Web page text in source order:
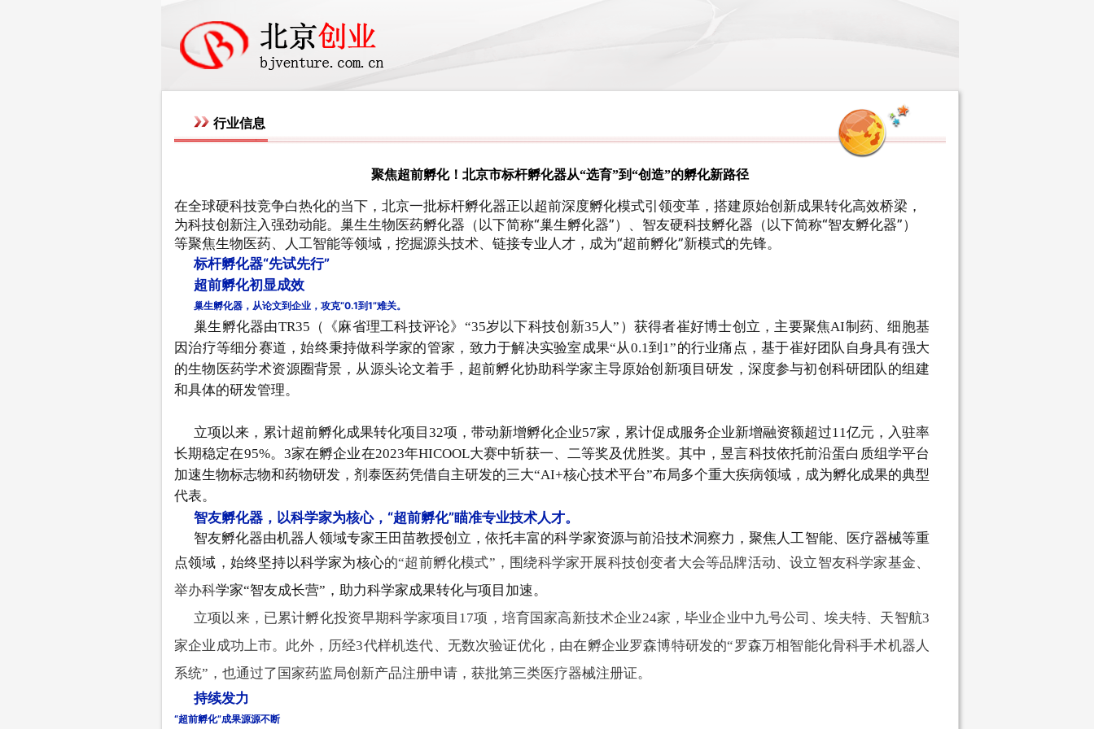
行业信息
聚焦超前孵化！北京市标杆孵化器从“选育”到“创造”的孵化新路径
在全球硬科技竞争白热化的当下，北京一批标杆孵化器正以超前深度孵化模式引领变革，搭建原始创新成果转化高效桥梁，
为科技创新注入强劲动能。巢生生物医药孵化器（以下简称“巢生孵化器”）、智友硬科技孵化器（以下简称“智友孵化器”）
等聚焦生物医药、人工智能等领域，挖掘源头技术、链接专业人才，成为“超前孵化”新模式的先锋。
标杆孵化器“先试先行”
超前孵化初显成效
巢生孵化器，从论文到企业，攻克“0.1到1”难关。
巢生孵化器由TR35（《麻省理工科技评论》“35岁以下科技创新35人”）获得者崔好博士创立，主要聚焦AI制药、细胞基
因治疗等细分赛道，始终秉持做科学家的管家，致力于解决实验室成果“从0.1到1”的行业痛点，基于崔好团队自身具有强大
的生物医药学术资源圈背景，从源头论文着手，超前孵化协助科学家主导原始创新项目研发，深度参与初创科研团队的组建
和具体的研发管理。
立项以来，累计超前孵化成果转化项目32项，带动新增孵化企业57家，累计促成服务企业新增融资额超过11亿元，入驻率
长期稳定在95%。3家在孵企业在2023年HICOOL大赛中斩获一、二等奖及优胜奖。其中，昱言科技依托前沿蛋白质组学平台
加速生物标志物和药物研发，剂泰医药凭借自主研发的三大“AI+核心技术平台”布局多个重大疾病领域，成为孵化成果的典型
代表。
智友孵化器，以科学家为核心， “超前孵化”瞄准专业技术人才。
智友孵化器由机器人领域专家王田苗教授创立，依托丰富的科学家资源与前沿技术洞察力，聚焦人工智能、医疗器械等重
点领域，始终坚持以科学家为核心的“超前孵化模式”，围绕科学家开展科技创变者大会等品牌活动、设立智友科学家基金、
举办科学家“智友成长营”，助力科学家成果转化与项目加速。
立项以来，已累计孵化投资早期科学家项目17项，培育国家高新技术企业24家，毕业企业中九号公司、埃夫特、 天智航3
家企业成功上市。 此外，历经3代样机迭代、无数次验证优化，由在孵企业罗森博特研发的“罗森万相智能化骨科手术机器人
系统”，也通过了国家药监局创新产品注册申请，获批第三类医疗器械注册证。
持续发力
“超前孵化”成果源源不断